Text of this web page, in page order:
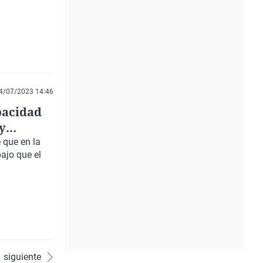
07/2023 14:46
que en la
que el
siguiente